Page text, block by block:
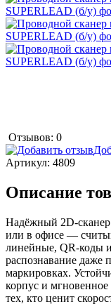
Отзывов: 0
Артикул: 4809
Описание
Надёжный 2D-сканер
или в офисе —
линейные, QR-коды
распознавание даже
маркировках.
корпус и
тех, кто ценит